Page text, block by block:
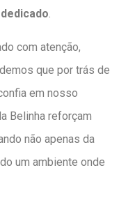
.
com atenção,
que por trás de
em nosso
Belinha reforçam
não apenas da
um ambiente onde